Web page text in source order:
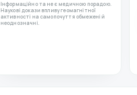
Інформаційно та не є медичною порадою.
Наукові докази впливу геомагнітної
активності на самопочуття обмежені й
неоднозначні.